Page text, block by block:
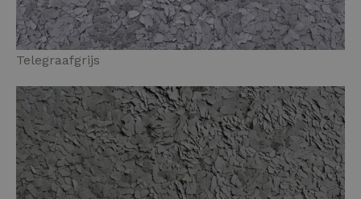
Telegraafgrijs